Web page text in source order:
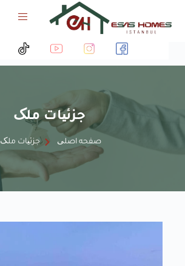
جزئیات ملک
صفحه اصلی جزئیات ملک